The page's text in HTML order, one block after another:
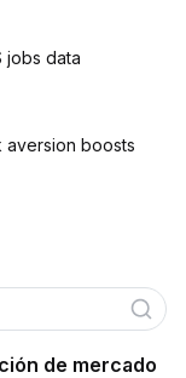
jobs data
aversion boosts
de mercado